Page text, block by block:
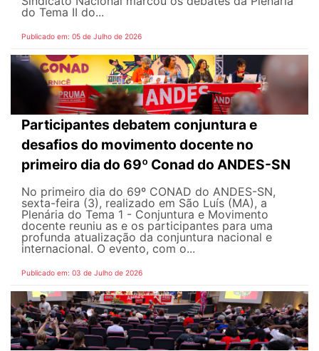
do Tema II do...
Publicado em: 05 de Julho de 2026
Participantes debatem conjuntura e
desafios do movimento docente no
primeiro dia do 69º Conad do ANDES-SN
No primeiro dia do 69º CONAD do ANDES-SN,
sexta-feira (3), realizado em São Luís (MA), a
Plenária do Tema 1 - Conjuntura e Movimento
docente reuniu as e os participantes para uma
profunda atualização da conjuntura nacional e
internacional. O evento, com o...
Publicado em: 03 de Julho de 2026